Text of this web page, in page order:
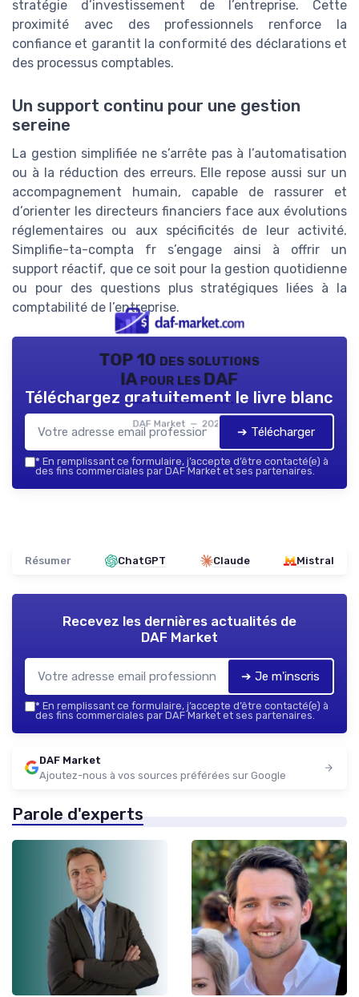
stratégie d’investissement de l’entreprise. Cette
proximité avec des professionnels renforce la
confiance et garantit la conformité des déclarations et
des processus comptables.
Un support continu pour une gestion
sereine
La gestion simplifiée ne s’arrête pas à l’automatisation
ou à la réduction des erreurs. Elle repose aussi sur un
accompagnement humain, capable de rassurer et
d’orienter les directeurs financiers face aux évolutions
réglementaires ou aux spécificités de leur activité.
Simplifie-ta-compta fr s’engage ainsi à offrir un
support réactif, que ce soit pour la gestion quotidienne
ou pour des questions plus stratégiques liées à la
comptabilité de l’entreprise.
TOP 10 des solutions
IA pour les DAF
DAF Market — 2026
Téléchargez gratuitement le livre blanc
➔ Télécharger
* En remplissant ce formulaire, j’accepte d’être contacté(e) à
des fins commerciales par DAF Market et ses partenaires.
Résumer ChatGPT Claude Mistral
Recevez les dernières actualités de
DAF Market
➔ Je m'inscris
* En remplissant ce formulaire, j’accepte d’être contacté(e) à
des fins commerciales par DAF Market et ses partenaires.
DAF Market
Ajoutez-nous à vos sources préférées sur Google
Parole d'experts